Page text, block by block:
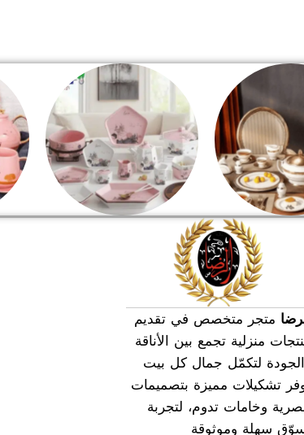
طقم عشاء
متجر متخصص في تقديم
منزلية تجمع بين الأناقة
لتكمّل جمال كل بيت
تشكيلات مميزة بتصميمات
وخامات تدوم، لتجربة
سهلة وموثوقة